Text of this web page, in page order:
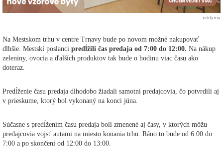
reklama
Na Mestskom trhu v centre Trnavy bude po novom možné nakupovať
dlhšie. Mestskí poslanci predĺžili čas predaja od 7:00 do 12:00. Na nákup
zeleniny, ovocia a ďalších produktov tak bude o hodinu viac času ako
doteraz.
Predĺženie času predaja dlhodobo žiadali samotní predajcovia, čo potvrdili aj
v prieskume, ktorý bol vykonaný na konci júna.
Súčasne s predĺžením času predaja boli zmenené aj časy, v ktorých môžu
predajcovia vojsť autami na miesto konania trhu. Ráno to bude od 6:00 do
7:00 a po skončení od 12:00 do 13:00.